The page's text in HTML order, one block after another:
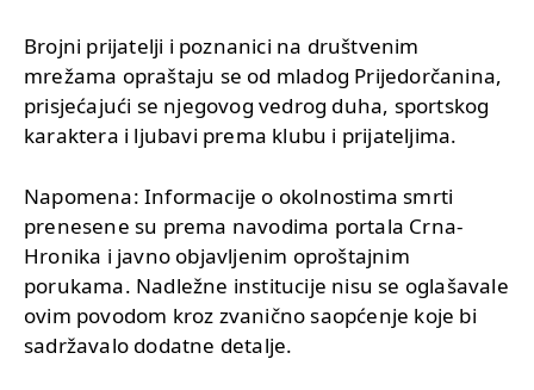
Brojni prijatelji i poznanici na društvenim
mrežama opraštaju se od mladog Prijedorčanina,
prisjećajući se njegovog vedrog duha, sportskog
karaktera i ljubavi prema klubu i prijateljima.
Napomena: Informacije o okolnostima smrti
prenesene su prema navodima portala Crna-
Hronika i javno objavljenim oproštajnim
porukama. Nadležne institucije nisu se oglašavale
ovim povodom kroz zvanično saopćenje koje bi
sadržavalo dodatne detalje.